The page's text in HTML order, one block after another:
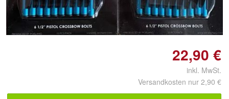
22,90 €
inkl. MwSt.
Versandkosten nur 2,90 €